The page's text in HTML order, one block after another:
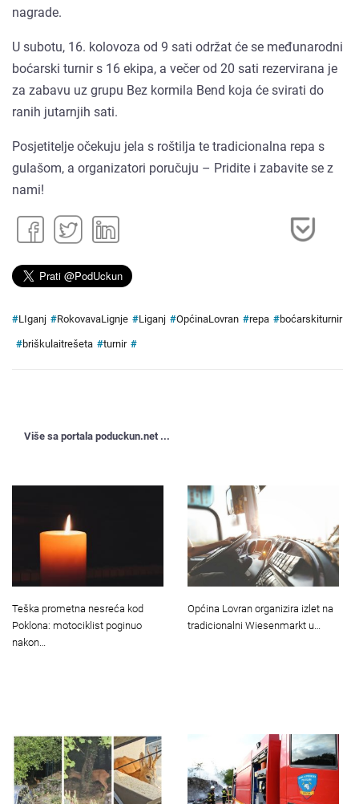
nagrade.
U subotu, 16. kolovoza od 9 sati održat će se međunarodni
boćarski turnir s 16 ekipa, a večer od 20 sati rezervirana je
za zabavu uz grupu Bez kormila Bend koja će svirati do
ranih jutarnjih sati.
Posjetitelje očekuju jela s roštilja te tradicionalna repa s
gulašom, a organizatori poručuju – Pridite i zabavite se z
nami!
#LIganj #RokovavaLignje #Liganj #OpćinaLovran #repa #boćarskiturnir
#briškulaitrešeta #turnir #
Više sa portala poduckun.net ...
Teška prometna nesreća kod
Poklona: motociklist poginuo
nakon…
Općina Lovran organizira izlet na
tradicionalni Wiesenmarkt u…